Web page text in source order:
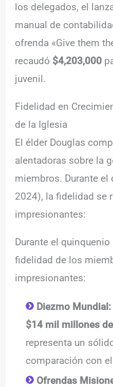
los delegados, el
manual de
ofrenda «Give them
recaudó $4,203,000
juvenil.
Fidelidad en
de la Iglesia
El élder Douglas
alentadoras sobre la
miembros. Durante
2024), la fidelidad se
impresionantes:
Durante el
fidelidad de los
impresionantes:
Diezmo Mundial:
$14 mil millones
representa un
comparación con
Ofrendas